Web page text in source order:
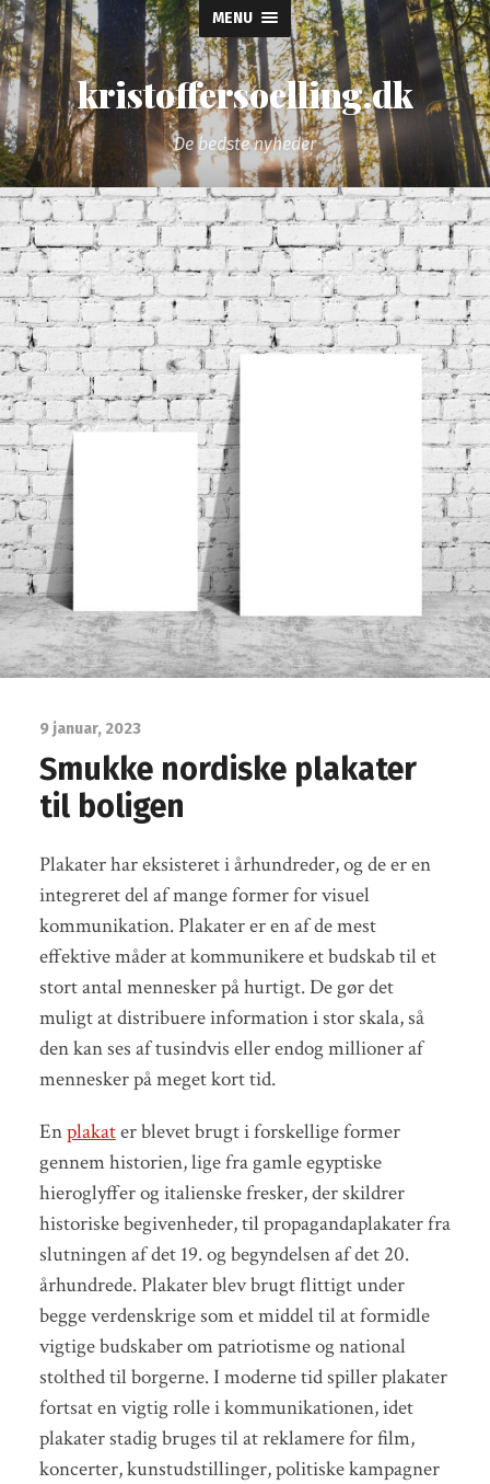
MENU
kristoffersoelling.dk
De bedste nyheder
9 januar, 2023
Smukke nordiske plakater
til boligen
Plakater har eksisteret i århundreder, og de er en
integreret del af mange former for visuel
kommunikation. Plakater er en af de mest
effektive måder at kommunikere et budskab til et
stort antal mennesker på hurtigt. De gør det
muligt at distribuere information i stor skala, så
den kan ses af tusindvis eller endog millioner af
mennesker på meget kort tid.
Enplakater blevet brugt i forskellige former
gennem historien, lige fra gamle egyptiske
hieroglyffer og italienske fresker, der skildrer
historiske begivenheder, til propagandaplakater fra
slutningen af det 19. og begyndelsen af det 20.
århundrede. Plakater blev brugt flittigt under
begge verdenskrige som et middel til at formidle
vigtige budskaber om patriotisme og national
stolthed til borgerne. I moderne tid spiller plakater
fortsat en vigtig rolle i kommunikationen, idet
plakater stadig bruges til at reklamere for film,
koncerter, kunstudstillinger, politiske kampagner